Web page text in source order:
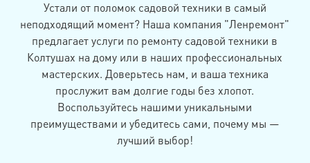
Устали от поломок садовой техники в самый
неподходящий момент? Наша компания "Ленремонт"
предлагает услуги по ремонту садовой техники в
Колтушах на дому или в наших профессиональных
мастерских. Доверьтесь нам, и ваша техника
прослужит вам долгие годы без хлопот.
Воспользуйтесь нашими уникальными
преимуществами и убедитесь сами, почему мы —
лучший выбор!